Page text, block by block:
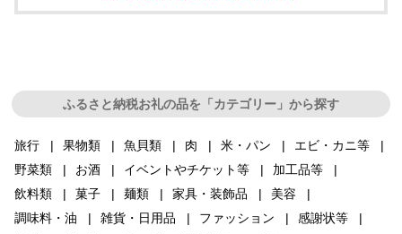
ふるさと納税お礼の品を「カテゴリー」から探す
旅行 果物類 魚貝類 肉 米・パン
エビ・カニ等
野菜類
お酒 イベントやチケット等
加工品等
飲料類
菓子 麺類 家具・装飾品
美容
調味料・油
雑貨・日用品 ファッション
感謝状等